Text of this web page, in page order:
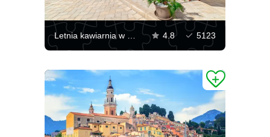
Letnia kawiarnia w Mentonie 4.8 5123